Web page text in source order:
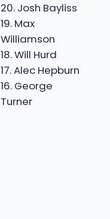
20. Josh Bayliss
19. Max
Williamson
18. Will Hurd
17. Alec Hepburn
16. George
Turner